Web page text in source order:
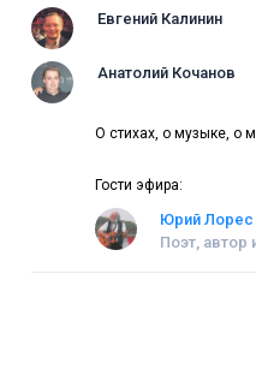
Евгений Калинин
Анатолий Кочанов
О стихах, о музыке, о
Гости эфира:
Юрий Лорес
Поэт, автор